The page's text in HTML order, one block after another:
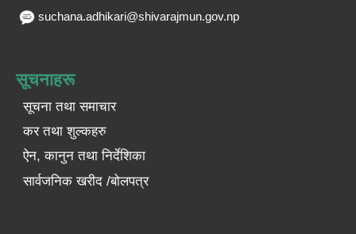
suchana.adhikari@shivarajmun.gov.np
सूचनाहरू
सूचना तथा समाचार
कर तथा शुल्कहरु
ऐन, कानुन तथा निर्देशिका
सार्वजनिक खरीद /बोलपत्र